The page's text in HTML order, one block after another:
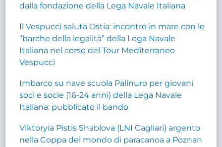
dalla fondazione della Lega Navale Italiana
Il Vespucci saluta Ostia: incontro in mare con le
“barche della legalità” della Lega Navale
Italiana nel corso del Tour Mediterraneo
Vespucci
Imbarco su nave scuola Palinuro per giovani
soci e socie (16-24 anni) della Lega Navale
Italiana: pubblicato il bando
Viktoryia Pistis Shablova (LNI Cagliari) argento
nella Coppa del mondo di paracanoa a Poznan